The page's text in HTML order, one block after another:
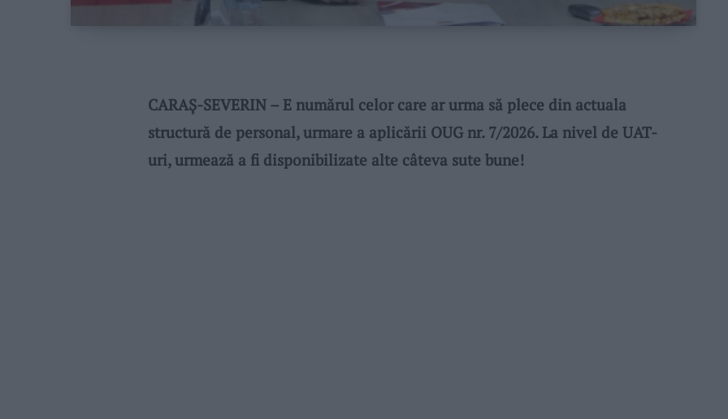
CARAȘ-SEVERIN – E numărul celor care ar urma să plece din actuala
structură de personal, urmare a aplicării OUG nr. 7/2026. La nivel de UAT-
uri, urmează a fi disponibilizate alte câteva sute bune!